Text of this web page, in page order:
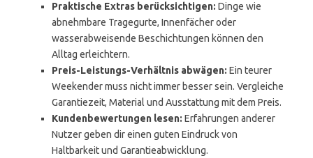
Praktische Extras berücksichtigen: Dinge wie
abnehmbare Tragegurte, Innenfächer oder
wasserabweisende Beschichtungen können den
Alltag erleichtern.
Preis-Leistungs-Verhältnis abwägen: Ein teurer
Weekender muss nicht immer besser sein. Vergleiche
Garantiezeit, Material und Ausstattung mit dem Preis.
Kundenbewertungen lesen: Erfahrungen anderer
Nutzer geben dir einen guten Eindruck von
Haltbarkeit und Garantieabwicklung.